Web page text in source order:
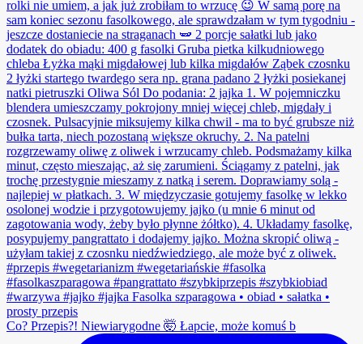
Co? Przepis?! Niewiarygodne 🤯 Łapcie, może komuś b